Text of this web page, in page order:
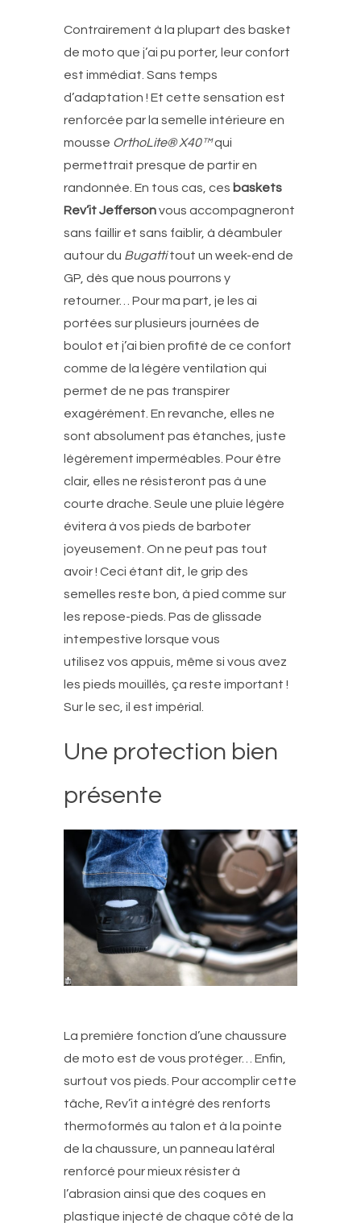
Contrairement à la plupart des basket
de moto que j’ai pu porter, leur confort
est immédiat. Sans temps
d’adaptation ! Et cette sensation est
renforcée par la semelle intérieure en
mousse OrthoLite® X40™qui
permettrait presque de partir en
randonnée. En tous cas, ces baskets
Rev’it Jeffersonvous accompagneront
sans faillir et sans faiblir, à déambuler
autour du Bugattitout un week-end de
GP, dès que nous pourrons y
retourner… Pour ma part, je les ai
portées sur plusieurs journées de
boulot et j’ai bien profité de ce confort
comme de la légère ventilation qui
permet de ne pas transpirer
exagérément. En revanche, elles ne
sont absolument pas étanches, juste
légèrement imperméables. Pour être
clair, elles ne résisteront pas à une
courte drache. Seule une pluie légère
évitera à vos pieds de barboter
joyeusement. On ne peut pas tout
avoir ! Ceci étant dit, le grip des
semelles reste bon, à pied comme sur
les repose-pieds. Pas de glissade
intempestive lorsque vous
utilisez vos appuis, même si vous avez
les pieds mouillés, ça reste important !
Sur le sec, il est impérial.
Une protection bien
présente
La première fonction d’une chaussure
de moto est de vous protéger… Enfin,
surtout vos pieds. Pour accomplir cette
tâche, Rev’it a intégré des renforts
thermoformés au talon et à la pointe
de la chaussure, un panneau latéral
renforcé pour mieux résister à
l’abrasion ainsi que des coques en
plastique injecté de chaque côté de la